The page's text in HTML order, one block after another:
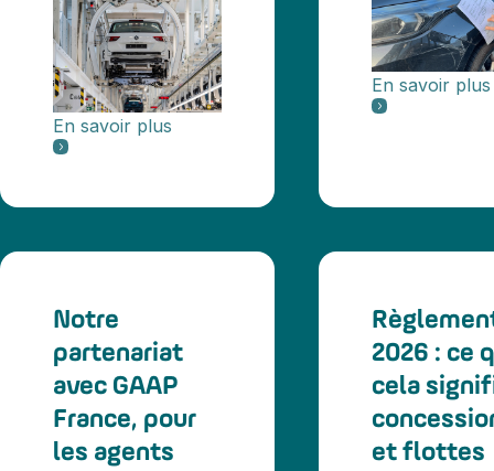
En savoir plus
En savoir plus
Notre
partenariat
avec GAAP
France, pour
les agents
2026 : ce
cela
et flottes